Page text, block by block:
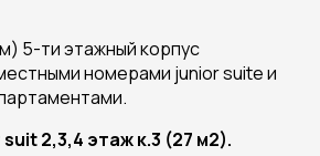
5-ти этажный корпус
номерами junior suite и
2,3,4 этаж к.3 (27 м2).